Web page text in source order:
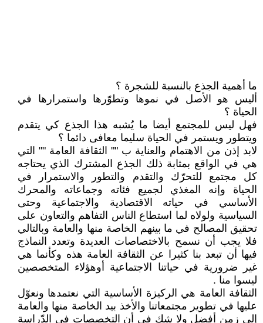
ما أهمية الجذع بالنسبة للشجرة ؟
أليس هو الأصل في نموها وتطوّرها واستمرارها في
الحياة ؟
فهل ليس للمجتمع أيضا ما يُشبه هذا الجذع كي يتقدم
ويتطور ويستمر في الحياة سليما معافى دائما ؟
لابد إذن من الاهتمام والعناية ب "" الثقافة العامة "" التي
هي في الواقع بمثابة ذلك الجذع المشترك الذي يحتاجه
كل مجتمع للتحرّك والتقدم والتطور والاستمرار في
الحياة وإنه المغذي لجميع فئاته وجماعاته والمحرك
الأساسي في حياته الاقتصادية والاجتماعية وحتى
السياسية ولولاه لما استطاع الناس التفاهم والتعاون على
تحقيق المصالح في ما بينهم الخاصة منها والعامة وبالتالي
فلا يجب أن نسمح بالاختصاصات العديدة وتعدد النماذج
فيها أن تبعد بنا كثيرا عن الثقافة العامة هذه وكأنما هي
غير ضرورية في حياتنا الاجتماعية أوهؤلاء المتخصصين
ليسوا منا .
الثقافة العامة هي الركيزة الأساسية التي نعتمدها ونعوّل
عليها في تطوير مجتمعاتنا والأخذ بيد الخاصة منها والعامة
إلى زمن أفضل ولا شك في أن التخصصات في الدّراسة